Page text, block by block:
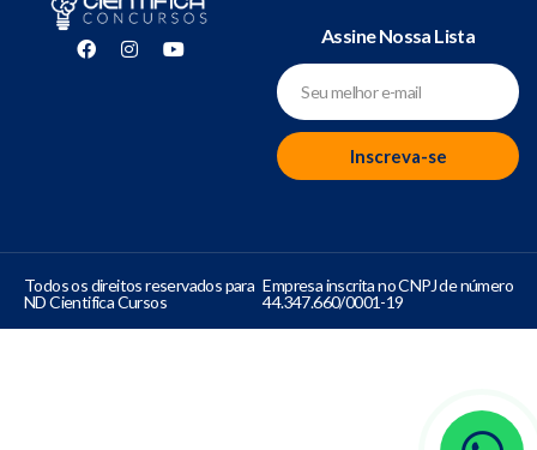
Assine Nossa Lista
Inscreva-se
Todos os direitos reservados para
ND Cientifica Cursos
Empresa inscrita no CNPJ de número
44.347.660/0001-19